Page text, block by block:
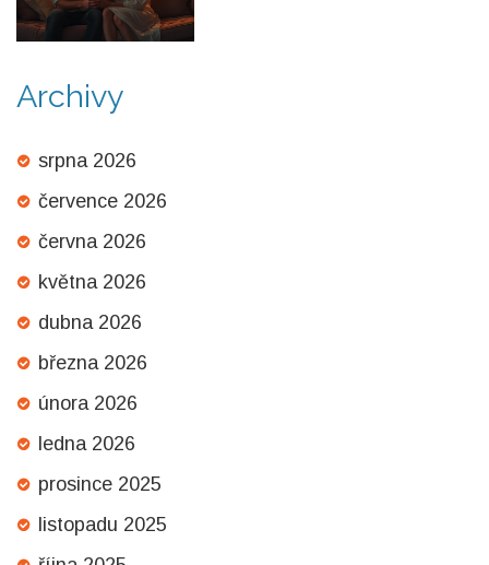
Archivy
srpna 2026
července 2026
června 2026
května 2026
dubna 2026
března 2026
února 2026
ledna 2026
prosince 2025
listopadu 2025